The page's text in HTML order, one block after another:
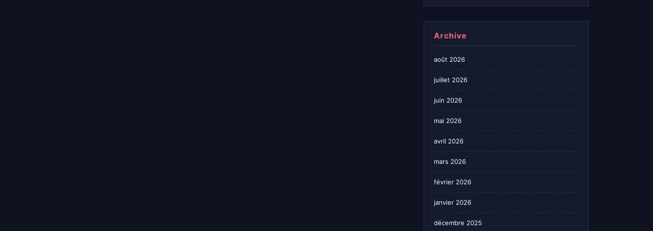
Archive
août 2026
juillet 2026
juin 2026
mai 2026
avril 2026
mars 2026
février 2026
janvier 2026
décembre 2025